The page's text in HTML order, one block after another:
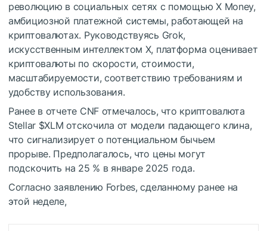
революцию в социальных сетях с помощью X Money,
амбициозной платежной системы, работающей на
криптовалютах. Руководствуясь Grok,
искусственным интеллектом X, платформа оценивает
криптовалюты по скорости, стоимости,
масштабируемости, соответствию требованиям и
удобству использования.
Ранее в отчете CNF отмечалось, что криптовалюта
Stellar $XLM отскочила от модели падающего клина,
что сигнализирует о потенциальном бычьем
прорыве. Предполагалось, что цены могут
подскочить на 25 % в январе 2025 года.
Согласно заявлению Forbes, сделанному ранее на
этой неделе,